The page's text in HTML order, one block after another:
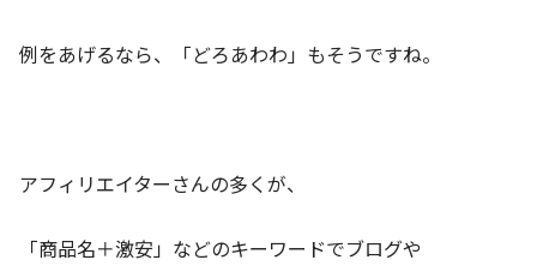
例をあげるなら、「どろあわわ」もそうですね。
アフィリエイターさんの多くが、
「商品名＋激安」などのキーワードでブログや